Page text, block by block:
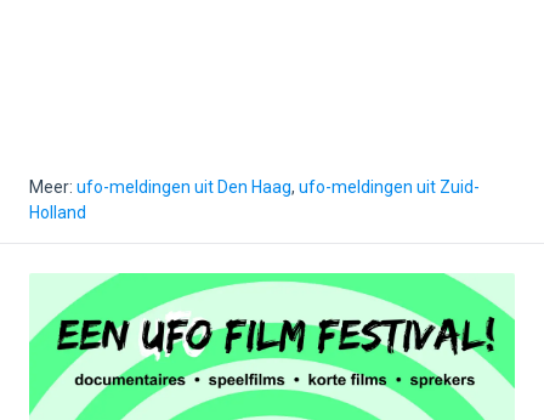
Meer: ufo-meldingen uit Den Haag, ufo-meldingen uit Zuid-
Holland